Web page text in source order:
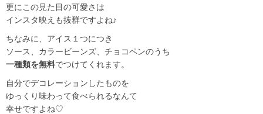
更にこの見た目の可愛さは
インスタ映えも抜群ですよね♪
ちなみに、アイス１つにつき
ソース、カラービーンズ、チョコペンのうち
一種類を無料でつけてくれます。
自分でデコレーションしたものを
ゆっくり味わって食べられるなんて
幸せですよね♡